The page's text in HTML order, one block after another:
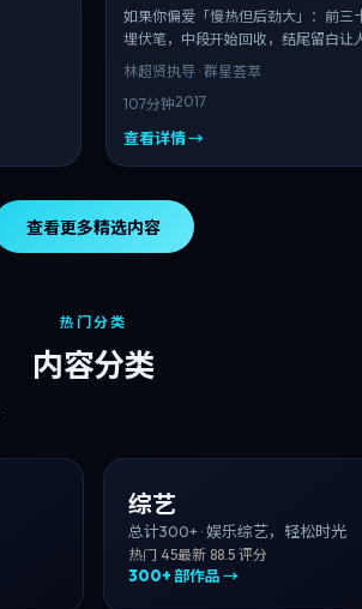
如果你偏爱「慢热但后劲大」：前三
埋伏笔，中段开始回收，结尾留白让
林超贤执导 · 群星荟萃
107分钟2017
查看详情 →
查看更多精选内容
热门分类
内容分类
综艺
总计300+·娱乐综艺，轻松时光
热门 45最新 88.5 评分
300+ 部作品 →